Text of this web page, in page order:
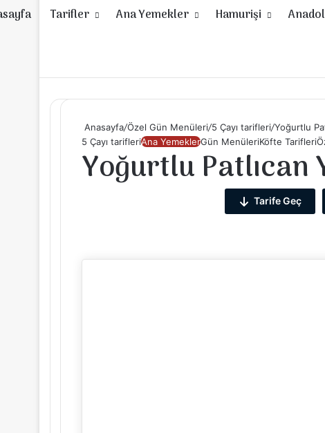
Tarifler Ana Yemekler Hamurişi
Anasayfa/Özel Gün Menüleri/5 Çayı tarifleri/Yoğurtlu
5 Çayı tarifleriAna YemeklerGün MenüleriKöfte Tarifleri
Yoğurtlu Patlıcan
Tarife Geç